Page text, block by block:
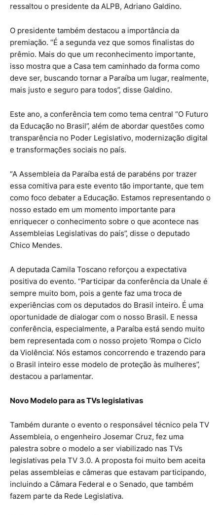
ressaltou o presidente da ALPB, Adriano Galdino.
O presidente também destacou a importância da
premiação. “É a segunda vez que somos finalistas do
prêmio. Mais do que um reconhecimento importante,
isso mostra que a Casa tem caminhado da forma como
deve ser, buscando tornar a Paraíba um lugar, realmente,
mais justo e seguro para todos”, disse Galdino.
Este ano, a conferência tem como tema central “O Futuro
da Educação no Brasil”, além de abordar questões como
transparência no Poder Legislativo, modernização digital
e transformações sociais no país.
“A Assembleia da Paraíba está de parabéns por trazer
essa comitiva para este evento tão importante, que tem
como foco debater a Educação. Estamos representando o
nosso estado em um momento importante para
enriquecer o conhecimento sobre o que acontece nas
Assembleias Legislativas do país”, disse o deputado
Chico Mendes.
A deputada Camila Toscano reforçou a expectativa
positiva do evento. “Participar da conferência da Unale é
sempre muito bom, pois a gente faz uma troca de
experiências com os deputados do Brasil inteiro. É uma
oportunidade de dialogar com o nosso Brasil. E nessa
conferência, especialmente, a Paraíba está sendo muito
bem representada com o nosso projeto ‘Rompa o Ciclo
da Violência’. Nós estamos concorrendo e trazendo para
o Brasil inteiro esse modelo de proteção às mulheres”,
destacou a parlamentar.
Novo Modelo para as TVs legislativas
Também durante o evento o responsável técnico pela TV
Assembleia, o engenheiro Josemar Cruz, fez uma
palestra sobre o modelo a ser viabilizado nas TVs
legislativas pela TV 3.0. A proposta foi muito bem aceita
pelas assembleias e câmeras que estavam participando,
incluindo a Câmara Federal e o Senado, que também
fazem parte da Rede Legislativa.